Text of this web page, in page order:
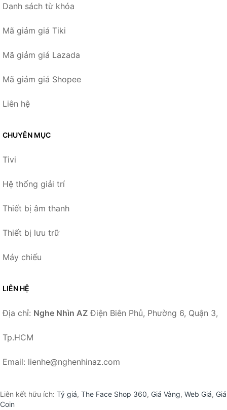
Danh sách từ khóa
Mã giảm giá Tiki
Mã giảm giá Lazada
Mã giảm giá Shopee
Liên hệ
CHUYÊN MỤC
Tivi
Hệ thống giải trí
Thiết bị âm thanh
Thiết bị lưu trữ
Máy chiếu
LIÊN HỆ
Địa chỉ: Nghe Nhìn AZ Điện Biên Phủ, Phường 6, Quận 3,
Tp.HCM
Email: lienhe@nghenhinaz.com
Liên kết hữu ích: Tỷ giá, The Face Shop 360, Giá Vàng, Web Giá, Giá
Coin